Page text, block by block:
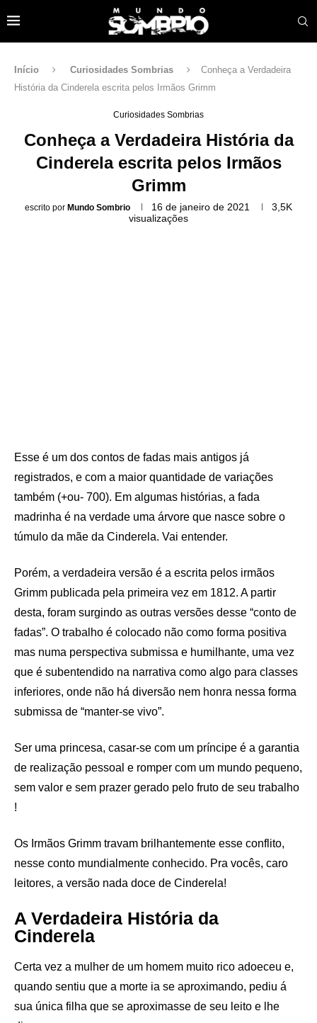
Início Curiosidades Sombrias
Conheça a Verdadeira
História da Cinderela escrita pelos Irmãos Grimm
Curiosidades Sombrias
Conheça a Verdadeira História da
Cinderela escrita pelos Irmãos
Grimm
escrito por Mundo Sombrio 16 de janeiro de 2021
3,5K
visualizações
Esse é um dos contos de fadas mais antigos já
registrados, e com a maior quantidade de variações
também (+ou- 700). Em algumas histórias, a fada
madrinha é na verdade uma árvore que nasce sobre o
túmulo da mãe da Cinderela. Vai entender.
Porém, a verdadeira versão é a escrita pelos irmãos
Grimm publicada pela primeira vez em 1812. A partir
desta, foram surgindo as outras versões desse “conto de
fadas”. O trabalho é colocado não como forma positiva
mas numa perspectiva submissa e humilhante, uma vez
que é subentendido na narrativa como algo para classes
inferiores, onde não há diversão nem honra nessa forma
submissa de “manter-se vivo”.
Ser uma princesa, casar-se com um príncipe é a garantia
de realização pessoal e romper com um mundo pequeno,
sem valor e sem prazer gerado pelo fruto de seu trabalho
!
Os Irmãos Grimm travam brilhantemente esse conflito,
nesse conto mundialmente conhecido. Pra vocês, caro
leitores, a versão nada doce de Cinderela!
A Verdadeira História da
Cinderela
Certa vez a mulher de um homem muito rico adoeceu e,
quando sentiu que a morte ia se aproximando, pediu á
sua única filha que se aproximasse de seu leito e lhe